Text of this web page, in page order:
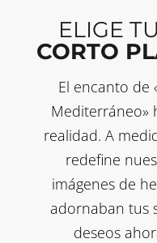
ELIGE TU
CORTO
El encanto de
Mediterráneo»
realidad. A
redefine
imágenes de
adornaban tus
deseos